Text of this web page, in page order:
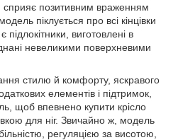
сприяє позитивним враженням
піклується про всі кінцівки
підлокітники, виготовлені в
невеликими поверхневими
стилю й комфорту, яскравого
елементів і підтримок,
щоб впевнено купити крісло
для ніг. Звичайно ж, модель
регуляцією за висотою,